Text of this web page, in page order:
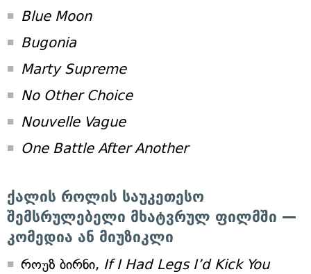
Blue Moon
Bugonia
Marty Supreme
No Other Choice
Nouvelle Vague
One Battle After Another
ქალის როლის საუკეთესო
შემსრულებელი მხატვრულ ფილმში —
კომედია ან მიუზიკლი
როუზ ბირნი, If I Had Legs I’d Kick You